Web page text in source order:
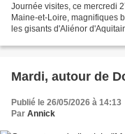
Journée visites, ce mercredi
Maine-et-Loire, magnifiques
les gisants d'Aliénor
Mardi, autour de
Publié le 26/05/2026 à 14:13
Par Annick